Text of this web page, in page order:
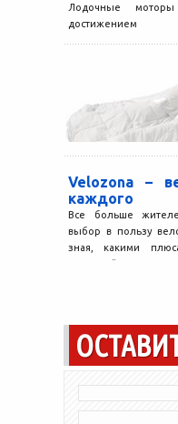
Лодочные
достижением
передвижения по
Velozona –
каждого
Все больше
выбор в пользу
зная, какими
Активный